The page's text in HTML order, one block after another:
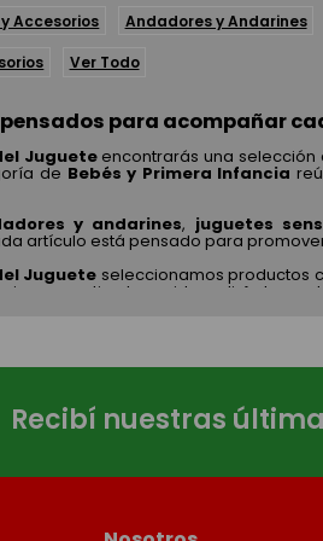
Accesorios Andadores y Andarines
Ver Todo
para acompañar
Jugueteencontrarás una selección
de Bebés y Primera Infancia
y andarines, juguetes
artículo está pensado para
Juguete seleccionamos productos
para estimular, cuidar y disfrutar
Recibí nuestras